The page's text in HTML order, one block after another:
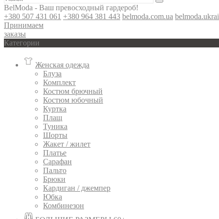
BelModa - Ваш превосходный гардероб!
+380 507 431 061 +380 964 381 443 belmoda.com.ua
Принимаем
заказы
Категории
Женская одежда
Блуза
Комплект
Костюм брючный
Костюм юбочный
Куртка
Плащ
Туника
Шорты
Жакет / жилет
Платье
Сарафан
Пальто
Брюки
Кардиган / джемпер
Юбка
Комбинезон